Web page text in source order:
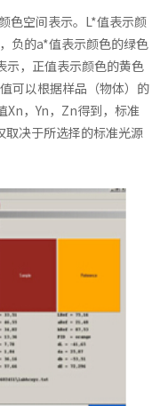
色空间表示。L*值表示颜
负的a*值表示颜色的绿色
示，正值表示颜色的黄色
可以根据样品（物体）的
Xn，Yn，Zn得到，标准
取决于所选择的标准光源